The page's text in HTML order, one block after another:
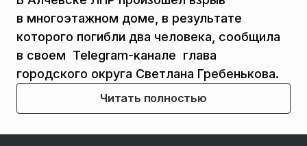
в многоэтажном доме, в результате
которого погибли два человека, сообщила
в своем Telegram-канале глава
городского округа Светлана Гребенькова.
Читать полностью